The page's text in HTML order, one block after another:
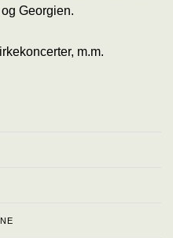
Georgien.
m.m.